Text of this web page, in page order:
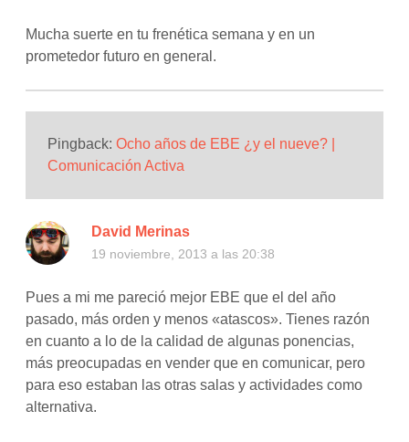
Mucha suerte en tu frenética semana y en un
prometedor futuro en general.
Pingback:Ocho años de EBE ¿y el nueve? |
Comunicación Activa
David Merinas
19 noviembre, 2013 a las 20:38
Pues a mi me pareció mejor EBE que el del año
pasado, más orden y menos «atascos». Tienes razón
en cuanto a lo de la calidad de algunas ponencias,
más preocupadas en vender que en comunicar, pero
para eso estaban las otras salas y actividades como
alternativa.